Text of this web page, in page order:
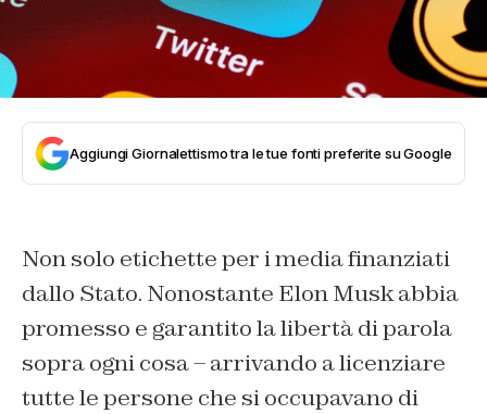
Aggiungi Giornalettismo tra le tue fonti preferite su Google
Non solo etichette per i media finanziati
dallo Stato. Nonostante Elon Musk abbia
promesso e garantito la libertà di parola
sopra ogni cosa – arrivando a licenziare
tutte le persone che si occupavano di